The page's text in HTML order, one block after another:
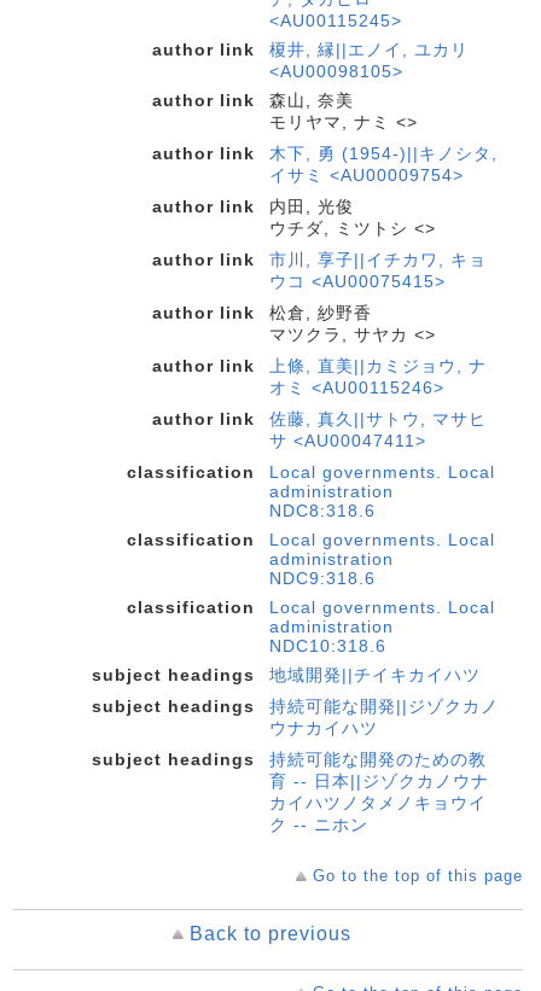
<AU00115245>
author link
榎井, 縁||エノイ, ユカリ
<AU00098105>
author link
森山, 奈美
モリヤマ, ナミ <>
author link
木下, 勇 (1954-)||キノシタ,
イサミ <AU00009754>
author link
内田, 光俊
ウチダ, ミツトシ <>
author link
市川, 享子||イチカワ, キョ
ウコ <AU00075415>
author link
松倉, 紗野香
マツクラ, サヤカ <>
author link
上條, 直美||カミジョウ, ナ
オミ <AU00115246>
author link
佐藤, 真久||サトウ, マサヒ
サ <AU00047411>
classification
Local governments. Local
administration
NDC8:318.6
classification
Local governments. Local
administration
NDC9:318.6
classification
Local governments. Local
administration
NDC10:318.6
subject headings
地域開発||チイキカイハツ
subject headings
持続可能な開発||ジゾクカノ
ウナカイハツ
subject headings
持続可能な開発のための教
育 -- 日本||ジゾクカノウナ
カイハツノタメノキョウイ
ク -- ニホン
Go to the top of this page
Back to previous